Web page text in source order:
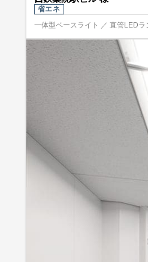
省エネ
一体型ベースライト ／ 直管LED